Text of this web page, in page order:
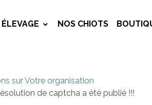
NOS CHIOTS
sur Votre organisation
de captcha a été publié !!!